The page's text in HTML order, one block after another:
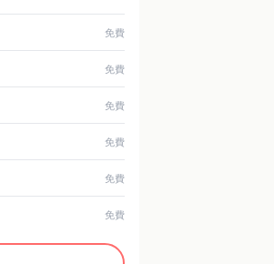
免費
免費
免費
免費
免費
免費